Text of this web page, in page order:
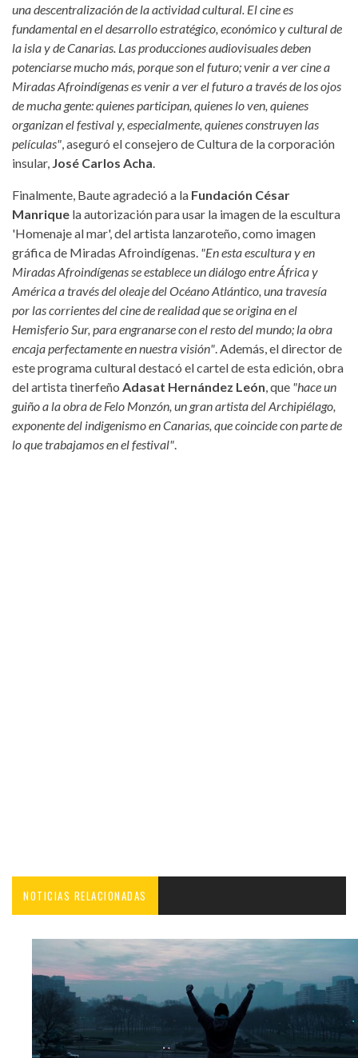
una descentralización de la actividad cultural. El cine es
fundamental en el desarrollo estratégico, económico y cultural de
la isla y de Canarias. Las producciones audiovisuales deben
potenciarse mucho más, porque son el futuro; venir a ver cine a
Miradas Afroindígenas es venir a ver el futuro a través de los ojos
de mucha gente: quienes participan, quienes lo ven, quienes
organizan el festival y, especialmente, quienes construyen las
películas", aseguró el consejero de Cultura de la corporación
insular, José Carlos Acha.
Finalmente, Baute agradeció a la Fundación César
Manrique la autorización para usar la imagen de la escultura
'Homenaje al mar', del artista lanzaroteño, como imagen
gráfica de Miradas Afroindígenas. "En esta escultura y en
Miradas Afroindígenas se establece un diálogo entre África y
América a través del oleaje del Océano Atlántico, una travesía
por las corrientes del cine de realidad que se origina en el
Hemisferio Sur, para engranarse con el resto del mundo; la obra
encaja perfectamente en nuestra visión". Además, el director de
este programa cultural destacó el cartel de esta edición, obra
del artista tinerfeño Adasat Hernández León, que "hace un
guiño a la obra de Felo Monzón, un gran artista del Archipiélago,
exponente del indigenismo en Canarias, que coincide con parte de
lo que trabajamos en el festival".
NOTICIAS RELACIONADAS